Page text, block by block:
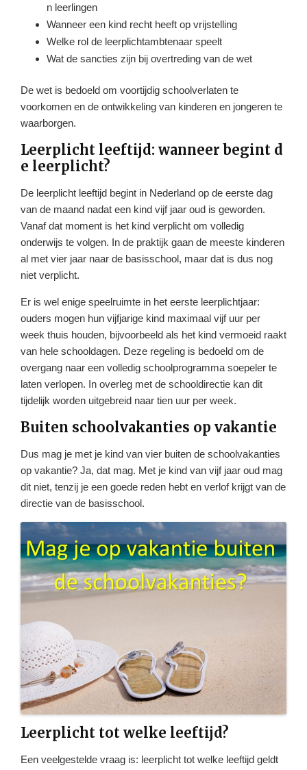
n leerlingen
Wanneer een kind recht heeft op vrijstelling
Welke rol de leerplichtambtenaar speelt
Wat de sancties zijn bij overtreding van de wet
De wet is bedoeld om voortijdig schoolverlaten te
voorkomen en de ontwikkeling van kinderen en jongeren te
waarborgen.
Leerplicht leeftijd: wanneer begint d
e leerplicht?
De leerplicht leeftijd begint in Nederland op de eerste dag
van de maand nadat een kind vijf jaar oud is geworden.
Vanaf dat moment is het kind verplicht om volledig
onderwijs te volgen. In de praktijk gaan de meeste kinderen
al met vier jaar naar de basisschool, maar dat is dus nog
niet verplicht.
Er is wel enige speelruimte in het eerste leerplichtjaar:
ouders mogen hun vijfjarige kind maximaal vijf uur per
week thuis houden, bijvoorbeeld als het kind vermoeid raakt
van hele schooldagen. Deze regeling is bedoeld om de
overgang naar een volledig schoolprogramma soepeler te
laten verlopen. In overleg met de schooldirectie kan dit
tijdelijk worden uitgebreid naar tien uur per week.
Buiten schoolvakanties op vakantie
Dus mag je met je kind van vier buiten de schoolvakanties
op vakantie? Ja, dat mag. Met je kind van vijf jaar oud mag
dit niet, tenzij je een goede reden hebt en verlof krijgt van de
directie van de basisschool.
Leerplicht tot welke leeftijd?
Een veelgestelde vraag is: leerplicht tot welke leeftijd geldt